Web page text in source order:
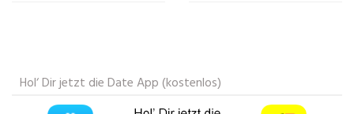
Hol‘ Dir jetzt die Date App (kostenlos)